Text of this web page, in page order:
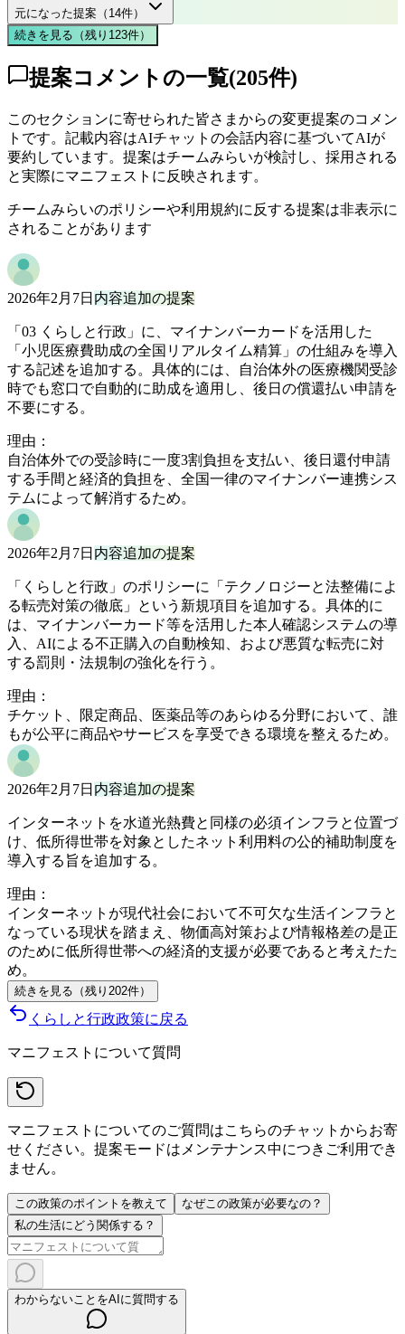
元になった提案（ 14件）
続きを見る（残り 123件）
提案コメントの一覧(205件)
このセクションに寄せられた皆さまからの変更提案のコメン
トです。記載内容はAIチャットの会話内容に基づいてAIが
要約しています。提案はチームみらいが検討し、採用される
と実際にマニフェストに反映されます。
チームみらいのポリシーや利用規約に反する提案は非表示に
されることがあります
2026年2月7日 内容追加の提案
「03 くらしと行政」に、マイナンバーカードを活用した
「小児医療費助成の全国リアルタイム精算」の仕組みを導入
する記述を追加する。具体的には、自治体外の医療機関受診
時でも窓口で自動的に助成を適用し、後日の償還払い申請を
不要にする。
理由：
自治体外での受診時に一度3割負担を支払い、後日還付申請
する手間と経済的負担を、全国一律のマイナンバー連携シス
テムによって解消するため。
2026年2月7日 内容追加の提案
「くらしと行政」のポリシーに「テクノロジーと法整備によ
る転売対策の徹底」という新規項目を追加する。具体的に
は、マイナンバーカード等を活用した本人確認システムの導
入、AIによる不正購入の自動検知、および悪質な転売に対
する罰則・法規制の強化を行う。
理由：
チケット、限定商品、医薬品等のあらゆる分野において、誰
もが公平に商品やサービスを享受できる環境を整えるため。
2026年2月7日 内容追加の提案
インターネットを水道光熱費と同様の必須インフラと位置づ
け、低所得世帯を対象としたネット利用料の公的補助制度を
導入する旨を追加する。
理由：
インターネットが現代社会において不可欠な生活インフラと
なっている現状を踏まえ、物価高対策および情報格差の是正
のために低所得世帯への経済的支援が必要であると考えたた
め。
続きを見る（残り 202件）
くらしと行政政策に戻る
マニフェストについて質問
マニフェストについてのご質問はこちらのチャットからお寄
せください。提案モードはメンテナンス中につきご利用でき
ません。
この政策のポイントを教えて
なぜこの政策が必要なの？
私の生活にどう関係する？
わからないことをAIに質問する